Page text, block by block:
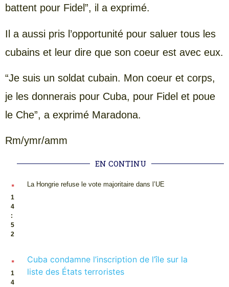
battent pour Fidel”, il a exprimé.
Il a aussi pris l’opportunité pour saluer tous les
cubains et leur dire que son coeur est avec eux.
“Je suis un soldat cubain. Mon coeur et corps,
je les donnerais pour Cuba, pour Fidel et poue
le Che”, a exprimé Maradona.
Rm/ymr/amm
EN CONTINU
.
1
4
:
5
2
La Hongrie refuse le vote majoritaire dans l’UE
.
1
4
Cuba condamne l’inscription de l’île sur la
liste des États terroristes